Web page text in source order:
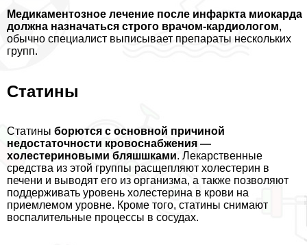
Медикаментозное лечение после инфаркта миокарда
должна назначаться строго врачом-кардиологом,
обычно специалист выписывает препараты нескольких
групп.
Статины
Статины борются с основной причиной
недостаточности кровоснабжения —
холестериновыми бляшшками. Лекарственные
средства из этой группы расщепляют холестерин в
печени и выводят его из организма, а также позволяют
поддерживать уровень холестерина в крови на
приемлемом уровне. Кроме того, статины снимают
воспалительные процессы в сосудах.